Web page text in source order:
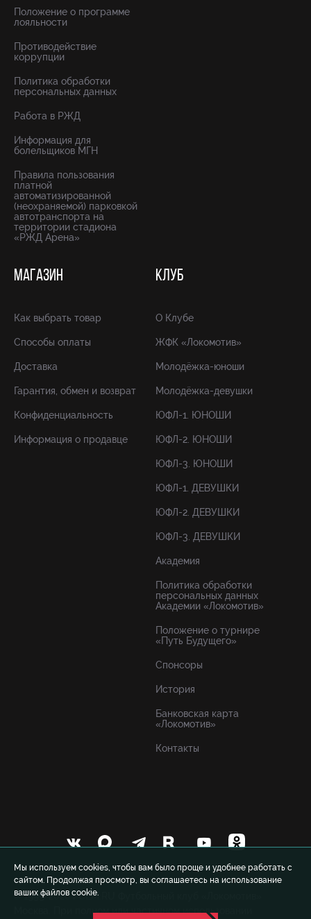
Мы используем cookies, чтобы вам было проще и удобнее работать с
сайтом. Продолжая просмотр, вы соглашаетесь на использование
ваших файлов cookie.
Положение о программе
лояльности
Противодействие
коррупции
Политика обработки
персональных данных
Работа в РЖД
Информация для
болельщиков МГН
Правила пользования
платной
автоматизированной
(неохраняемой) парковкой
автотранспорта на
территории стадиона
«РЖД Арена»
МАГАЗИН
Как выбрать товар
Способы оплаты
Доставка
Гарантия, обмен и возврат
Конфиденциальность
Информация о продавце
КЛУБ
О Клубе
ЖФК «Локомотив»
Молодёжка-юноши
Молодёжка-девушки
ЮФЛ-1. ЮНОШИ
ЮФЛ-2. ЮНОШИ
ЮФЛ-3. ЮНОШИ
ЮФЛ-1. ДЕВУШКИ
ЮФЛ-2. ДЕВУШКИ
ЮФЛ-3. ДЕВУШКИ
Академия
Политика обработки
персональных данных
Академии «Локомотив»
Положение о турнире
«Путь Будущего»
Спонсоры
История
Банковская карта
«Локомотив»
Контакты
© 1999-2026 FCLM.RU Футбольный клуб «Локомотив»
Москва. При полном или частичном использовании